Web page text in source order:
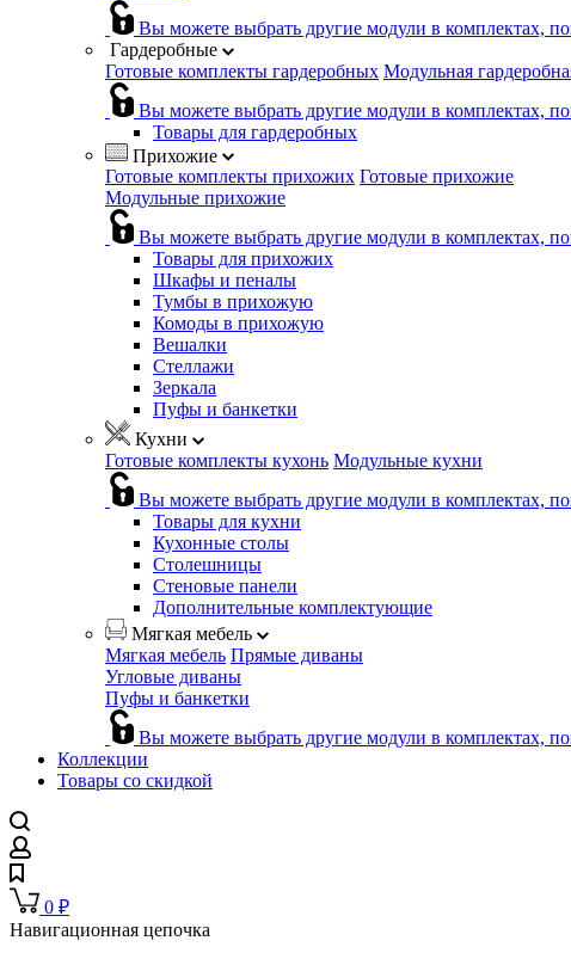
Вы можете выбрать другие модули в комплектах,
Гардеробные
Готовые комплекты гардеробных Модульная
Вы можете выбрать другие модули в комплектах,
Товары для гардеробных
Прихожие
Готовые комплекты прихожих Готовые прихожие
Модульные прихожие
Вы можете выбрать другие модули в комплектах,
Товары для прихожих
Шкафы и пеналы
Тумбы в прихожую
Комоды в прихожую
Вешалки
Стеллажи
Зеркала
Пуфы и банкетки
Кухни
Готовые комплекты кухонь Модульные кухни
Вы можете выбрать другие модули в комплектах,
Товары для кухни
Кухонные столы
Столешницы
Стеновые панели
Дополнительные комплектующие
Мягкая мебель
Мягкая мебель Прямые диваны
Угловые диваны
Пуфы и банкетки
Вы можете выбрать другие модули в комплектах,
Коллекции
Товары со скидкой
0 ₽
Навигационная цепочка